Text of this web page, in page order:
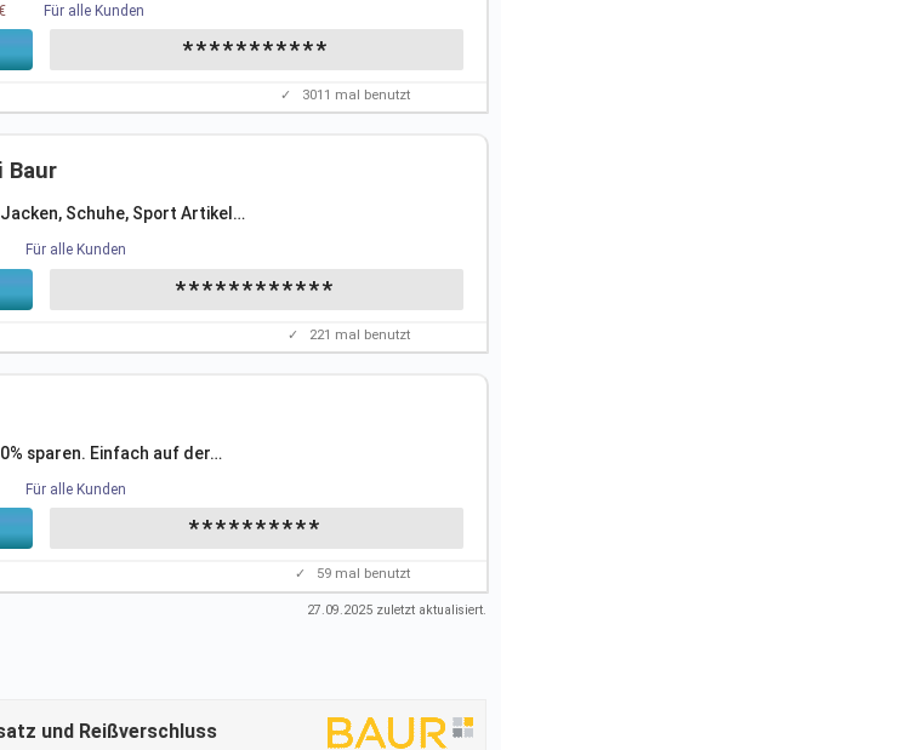
Für alle Kunden
***********
✓ 3011 mal benutzt
Baur
Schuhe, Sport Artikel …
Für alle Kunden
************
✓ 221 mal benutzt
sparen. Einfach auf der…
Für alle Kunden
**********
✓ 59 mal benutzt
27.09.2025 zuletzt aktualisiert.
und Reißverschluss